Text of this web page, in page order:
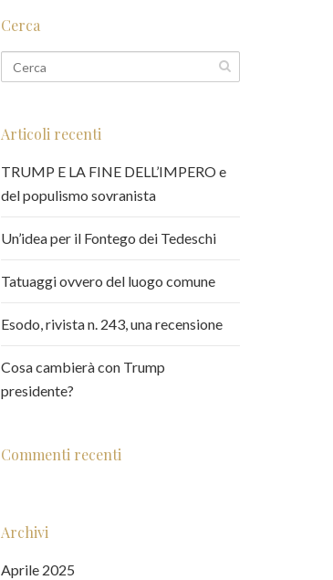
Cerca
Articoli recenti
TRUMP E LA FINE DELL’IMPERO e
del populismo sovranista
Un’idea per il Fontego dei Tedeschi
Tatuaggi ovvero del luogo comune
Esodo, rivista n. 243, una recensione
Cosa cambierà con Trump
presidente?
Commenti recenti
Archivi
Aprile 2025